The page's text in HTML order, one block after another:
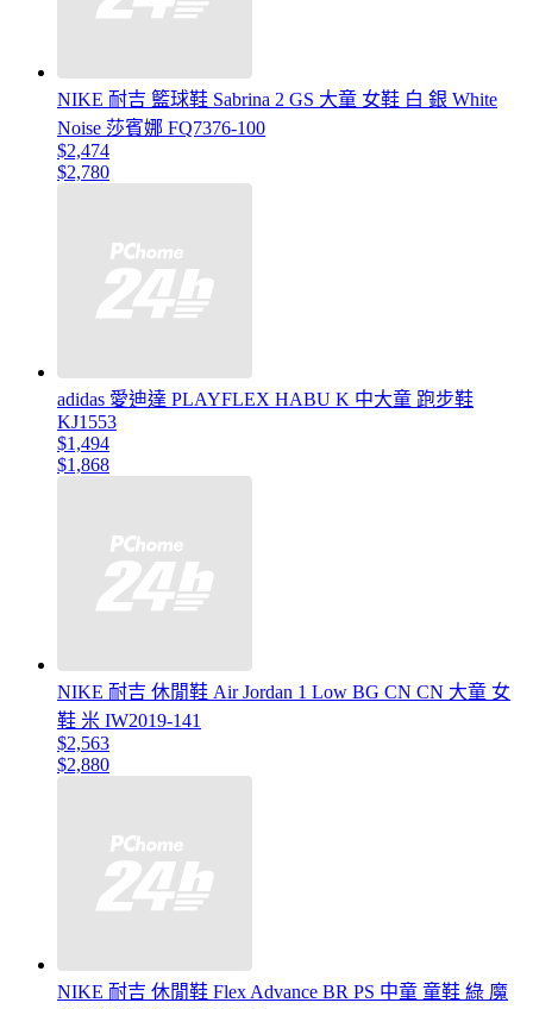
NIKE 耐吉 籃球鞋 Sabrina 2 GS 大童 女鞋 白 銀 White
Noise 莎賓娜 FQ7376-100
$2,474
$2,780
adidas 愛迪達 PLAYFLEX HABU K 中大童 跑步鞋
KJ1553
$1,494
$1,868
NIKE 耐吉 休閒鞋 Air Jordan 1 Low BG CN CN 大童 女
鞋 米 IW2019-141
$2,563
$2,880
NIKE 耐吉 休閒鞋 Flex Advance BR PS 中童 童鞋 綠 魔